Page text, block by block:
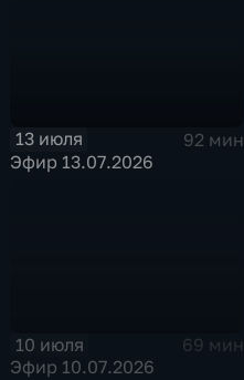
13 июля
92 мин
Эфир 13.07.2026
10 июля
69 мин
Эфир 10.07.2026